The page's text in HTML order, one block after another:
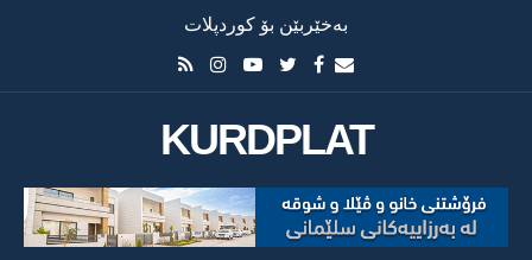
بەخێربێن بۆ کوردپلات
KURDPLAT